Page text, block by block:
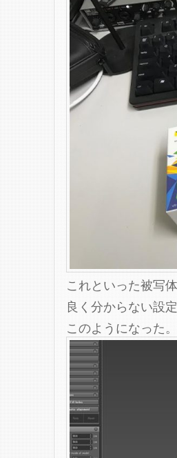
これといった被写
良く分からない設
このようになった。